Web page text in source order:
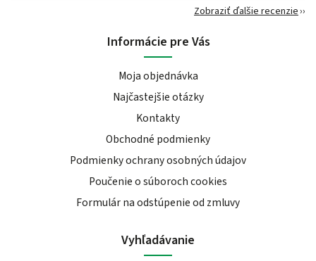
Zobraziť ďalšie recenzie
Informácie pre Vás
Moja objednávka
Najčastejšie otázky
Kontakty
Obchodné podmienky
Podmienky ochrany osobných údajov
Poučenie o súboroch cookies
Formulár na odstúpenie od zmluvy
Vyhľadávanie